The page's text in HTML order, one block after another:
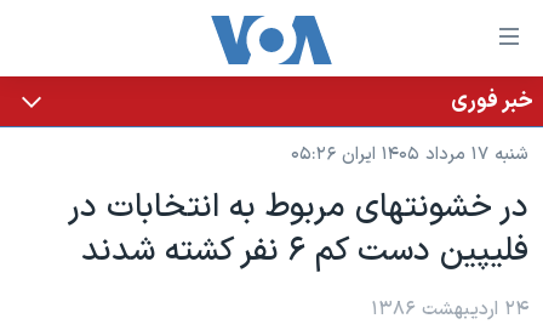
لینکهای
قابل
دسترسی
جهش
محتوای
اصلی
جهش
به
خانه
نسخه سبک وب‌سایت
موضوع ها
ایران
آمریکا
برنامه های تلویزیونی
جدول برنامه ها
خبر فوری
شنبه ۱۷ مرداد ۱۴۰۵ ایران ۰۵:۲۶
در خشونتهای مربوط به انتخابات در
فليپين دست کم ۶ نفر کشته شدند
۲۴ اردیبهشت ۱۳۸۶